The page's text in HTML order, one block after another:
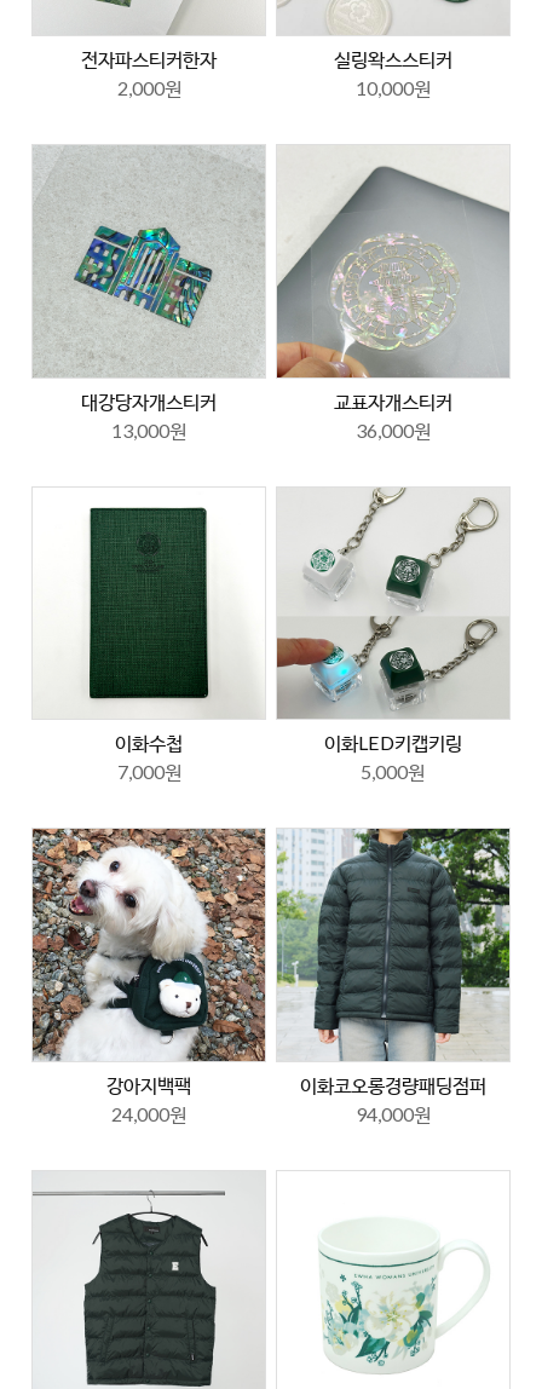
전자파스티커한자
2,000원
실링왁스스티커
10,000원
대강당자개스티커
13,000원
교표자개스티커
36,000원
이화수첩
7,000원
이화LED키캡키링
5,000원
강아지백팩
24,000원
이화코오롱경량패딩점퍼
94,000원